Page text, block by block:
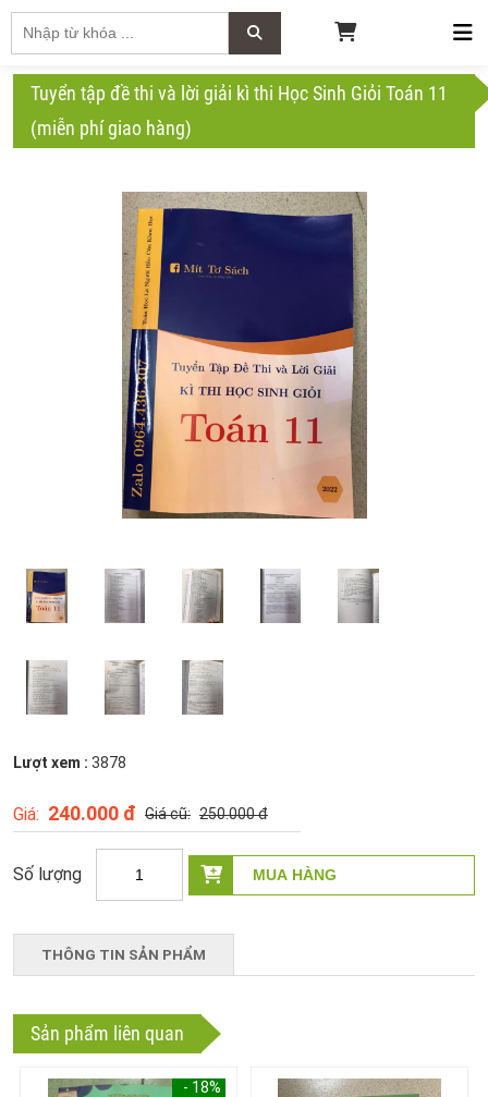
Tuyển tập đề thi và lời giải kì thi Học Sinh Giỏi Toán 11
(miễn phí giao hàng)
Lượt xem : 3878
250.000 đ
240.000 đ
THÔNG TIN SẢN PHẨM
Sản phẩm liên quan
- 18%